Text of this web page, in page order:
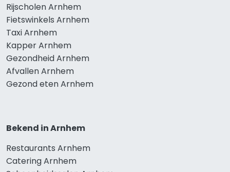
Rijscholen Arnhem
Fietswinkels Arnhem
Taxi Arnhem
Kapper Arnhem
Gezondheid Arnhem
Afvallen Arnhem
Gezond eten Arnhem
Bekend in Arnhem
Restaurants Arnhem
Catering Arnhem